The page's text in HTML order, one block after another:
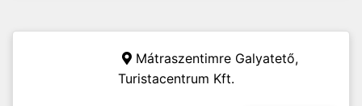
Mátraszentimre Galyatető,
Turistacentrum Kft.